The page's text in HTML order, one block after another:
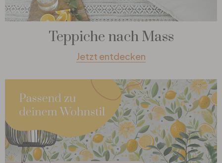
Teppiche nach Mass
Jetzt entdecken